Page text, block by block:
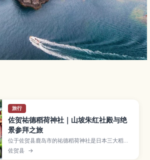
旅行
佐贺祐德稻荷神社｜山坡朱红社殿与绝
景参拜之旅
位于佐贺县鹿岛市的祐德稻荷神社是日本三大稻荷
之一，以建在山坡上的鲜艳朱红社殿和壮丽景观闻
名。文章介绍本殿与楼门、通往奥之院的山道和观
佐贺县 →